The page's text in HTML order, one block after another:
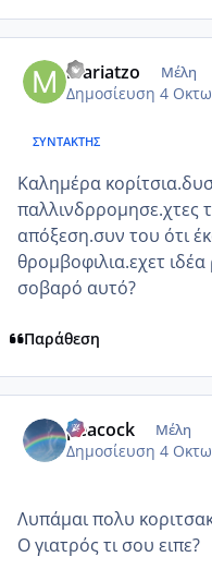
mariatzo Μέλη
Δημοσίευση 4
ΣΥΝΤΆΚΤΗΣ
Καλημέρα
παλλινδρρομησε.χτες
απόξεση.συν του ότι
θρομβοφιλια.εχετ ιδέα
σοβαρό αυτό?
Παράθεση
peacock Μέλη
Δημοσίευση 4
Λυπάμαι πολυ
Ο γιατρός τι σου ειπε?